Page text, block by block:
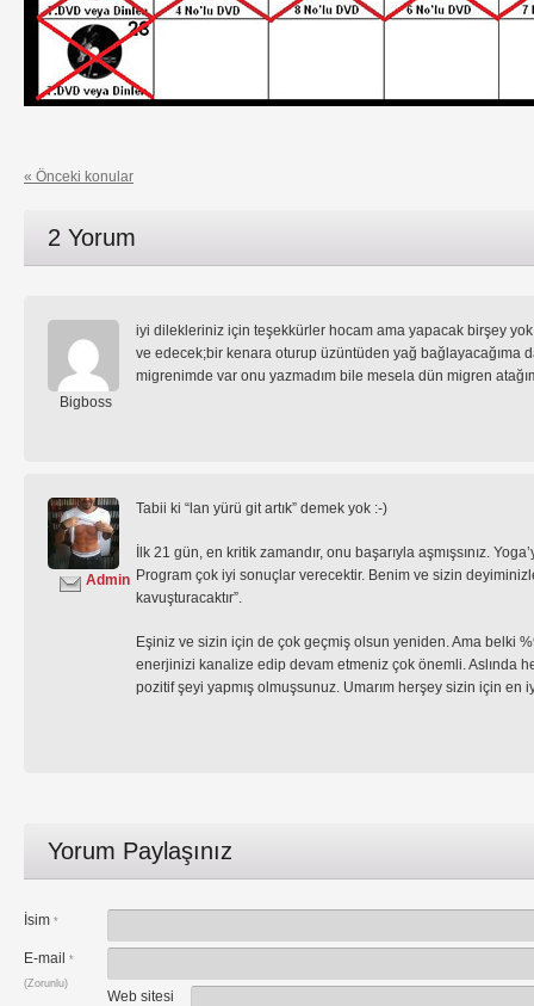
« Önceki konular
2 Yorum
iyi dilekleriniz için teşekkürler hocam ama yapacak birşey
ve edecek;bir kenara oturup üzüntüden yağ bağlayacağıma
migrenimde var onu yazmadım bile mesela dün migren
Bigboss
Tabii ki “lan yürü git artık” demek yok :-)
İlk 21 gün, en kritik zamandır, onu başarıyla aşmışsınız.
Program çok iyi sonuçlar verecektir. Benim ve sizin
kavuşturacaktır”.
Eşiniz ve sizin için de çok geçmiş olsun yeniden. Ama belki
enerjinizi kanalize edip devam etmeniz çok önemli. Aslında
pozitif şeyi yapmış olmuşsunuz. Umarım herşey sizin için en
Admin
Yorum Paylaşınız
İsim *
E-mail
*
(Zorunlu)
Web sitesi